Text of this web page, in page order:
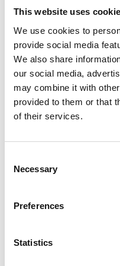
This website uses
We use cookies to
provide social media
We also share
our social media,
may combine it with
provided to them or that
of their services.
Selection
Necessary
Preferences
Statistics
الجرار الزجاجية والعلب.
Pomì:
الإيطالية